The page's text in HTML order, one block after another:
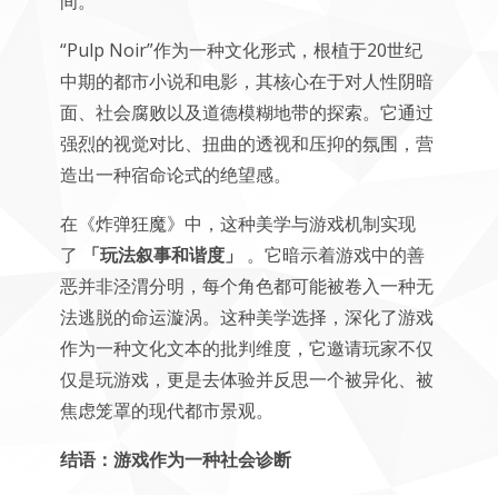
“Pulp Noir”作为一种文化形式，根植于20世纪
中期的都市小说和电影，其核心在于对人性阴暗
面、社会腐败以及道德模糊地带的探索。它通过
强烈的视觉对比、扭曲的透视和压抑的氛围，营
造出一种宿命论式的绝望感。
在《炸弹狂魔》中，这种美学与游戏机制实现
了
「玩法叙事和谐度」
。它暗示着游戏中的善
恶并非泾渭分明，每个角色都可能被卷入一种无
法逃脱的命运漩涡。这种美学选择，深化了游戏
作为一种文化文本的批判维度，它邀请玩家不仅
仅是玩游戏，更是去体验并反思一个被异化、被
焦虑笼罩的现代都市景观。
结语：游戏作为一种社会诊断